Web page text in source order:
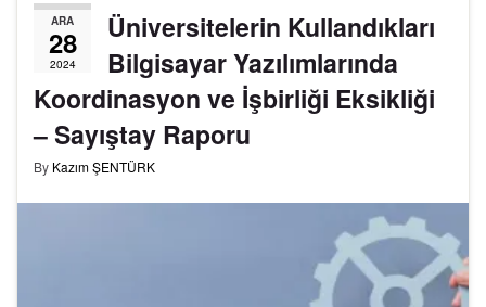
ARA
28
2024
Üniversitelerin Kullandıkları
Bilgisayar Yazılımlarında
Koordinasyon ve İşbirliği Eksikliği
– Sayıştay Raporu
By Kazım ŞENTÜRK